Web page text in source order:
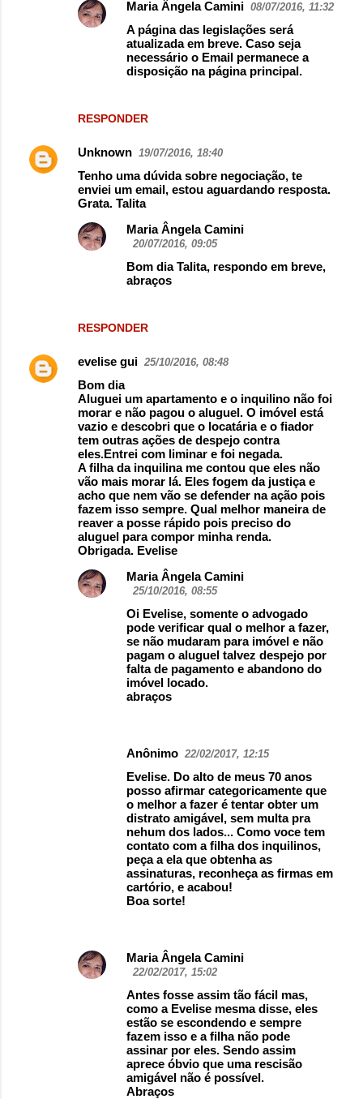
RESPONDER
Maria Ângela Camini 08/07/2016, 11:32
A página das legislações será
atualizada em breve. Caso seja
necessário o Email permanece a
disposição na página principal.
Unknown 19/07/2016, 18:40
Tenho uma dúvida sobre negociação, te
enviei um email, estou aguardando resposta.
Grata. Talita
RESPONDER
Maria Ângela Camini
20/07/2016, 09:05
Bom dia Talita, respondo em breve,
abraços
evelise gui 25/10/2016, 08:48
Bom dia
Aluguei um apartamento e o inquilino não foi
morar e não pagou o aluguel. O imóvel está
vazio e descobri que o locatária e o fiador
tem outras ações de despejo contra
eles.Entrei com liminar e foi negada.
A filha da inquilina me contou que eles não
vão mais morar lá. Eles fogem da justiça e
acho que nem vão se defender na ação pois
fazem isso sempre. Qual melhor maneira de
reaver a posse rápido pois preciso do
aluguel para compor minha renda.
Obrigada. Evelise
Maria Ângela Camini
25/10/2016, 08:55
Oi Evelise, somente o advogado
pode verificar qual o melhor a fazer,
se não mudaram para imóvel e não
pagam o aluguel talvez despejo por
falta de pagamento e abandono do
imóvel locado.
abraços
Anônimo 22/02/2017, 12:15
Evelise. Do alto de meus 70 anos
posso afirmar categoricamente que
o melhor a fazer é tentar obter um
distrato amigável, sem multa pra
nehum dos lados... Como voce tem
contato com a filha dos inquilinos,
peça a ela que obtenha as
assinaturas, reconheça as firmas em
cartório, e acabou!
Boa sorte!
Maria Ângela Camini
22/02/2017, 15:02
Antes fosse assim tão fácil mas,
como a Evelise mesma disse, eles
estão se escondendo e sempre
fazem isso e a filha não pode
assinar por eles. Sendo assim
aprece óbvio que uma rescisão
amigável não é possível.
Abraços